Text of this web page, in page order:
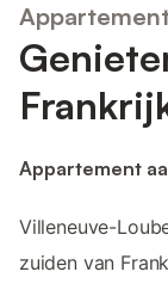
Appartement
Villeneuve-
zuiden van